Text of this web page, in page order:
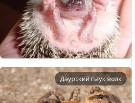
Даурский паук волк